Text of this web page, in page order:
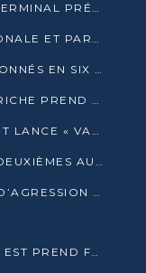
EMPLOI : AGL CONGO ET CONGO TERMINAL PRÉSÉLECTIONNENT PLUS DE 70 JEUNES À POINTE-NOIRE
INTELLIGENCE ÉCONOMIQUE NATIONALE ET PARTENARIATS INTERNATIONAUX : VERS UNE DOCTRINE SOUVERAINE DE SÉCURITÉ ÉCONOMIQUE
PRÈS DE 700 000 EVP MANUTENTIONNÉS EN SIX MOIS PAR CONGO TERMINAL
RNP : DJOUBE NGOH CHARNEL BERICHE PREND LES RÊNES DU PARTI
BURKINA FASO : LE GOUVERNEMENT LANCE « VACANCES UTILES 2026 » POUR FORMER LES ÉLÈVES À 15 MÉTIERS
LES DIABLES ROUGES TERMINENT DEUXIÈMES AU CHAMPIONNAT D’AFRIQUE ZONE 3
66 ANS D’INDEPENDANCE, 30 ANS D’AGRESSION RWAN DAISE : 4 PRESIDENCES, UN ECHEC COLLECTIF
GÉANTS DES MERS